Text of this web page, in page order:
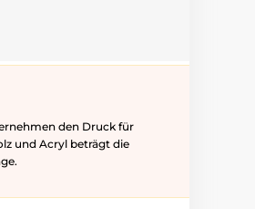
den Druck für
und Acryl beträgt die